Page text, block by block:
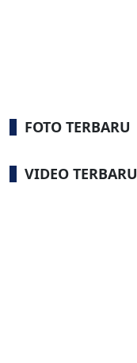
FOTO TERBARU
VIDEO TERBARU